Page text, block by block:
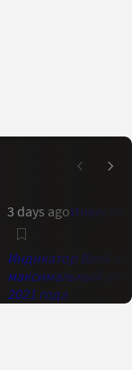
3 days ago
Индикатор Bank of
максимальный
2021 года